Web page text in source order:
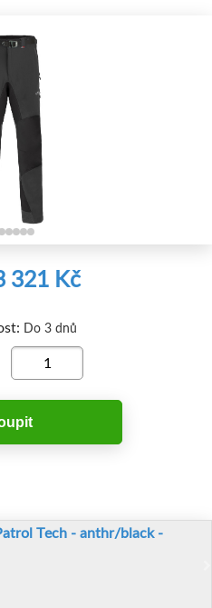
321 Kč
Do 3 dnů
Tech - anthr/black -